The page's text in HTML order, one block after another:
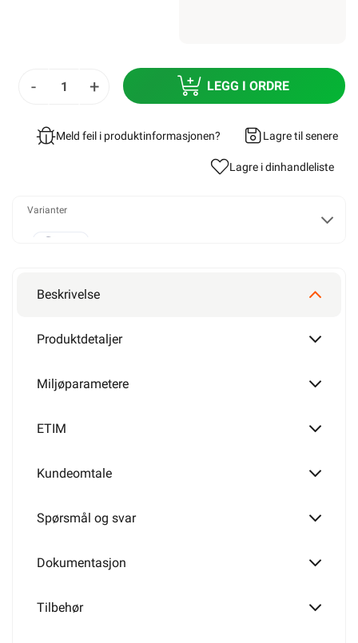
- + LEGG I ORDRE
Meld feil i produktinformasjonen? Lagre til senere
Lagre i dinhandleliste
Varianter
180W
290W
Beskrivelse
Produktdetaljer
Miljøparametere
ETIM
Kundeomtale
Spørsmål og svar
Dokumentasjon
Tilbehør